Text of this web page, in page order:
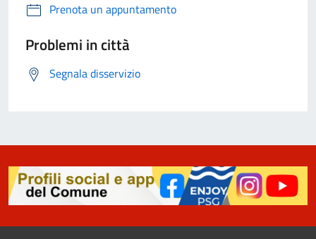
Prenota un appuntamento
Problemi in città
Segnala disservizio